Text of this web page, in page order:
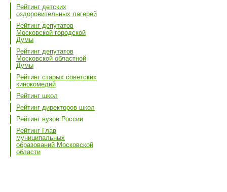
Рейтинг детских
оздоровительных лагерей
Рейтинг депутатов
Московской городской
Думы
Рейтинг депутатов
Московской областной
Думы
Рейтинг старых советских
кинокомедий
Рейтинг школ
Рейтинг директоров школ
Рейтинг вузов России
Рейтинг Глав
муниципальных
образований Московской
области